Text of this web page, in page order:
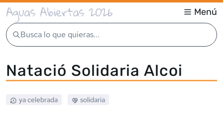
Aguas Abiertas 2026 Menú
Busca lo que quieras...
Natació Solidaria Alcoi
ya celebrada solidaria